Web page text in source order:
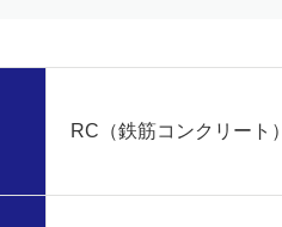
RC（鉄筋コンクリート）